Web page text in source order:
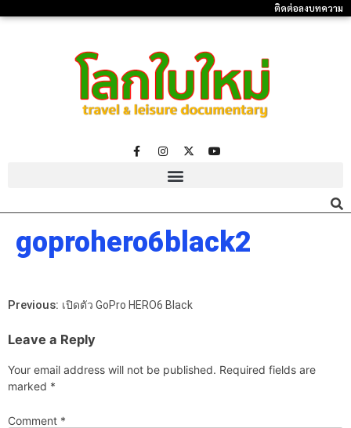
ติดต่อลงบทความ
goprohero6black2
Previous: เปิดตัว GoPro HERO6 Black
Leave a Reply
Your email address will not be published. Required fields are
marked *
Comment *